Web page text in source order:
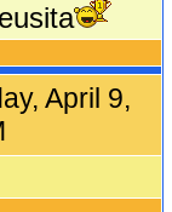
April 9,